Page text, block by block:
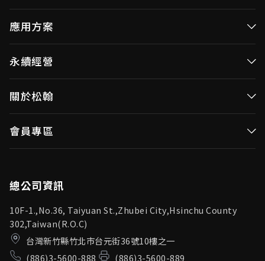
視訊/影像控制器
無線視頻傳輸
OID產品(Optical ID)
應用方案
視訊／影像控制器
無線視頻傳輸
永續經營
投資人專區
利害關係人
關於松翰
會員專區
總公司資訊
10F-1.,No.36, Taiyuan St.,Zhubei City,Hsinchu County
302,Taiwan(R.O.C)
台灣新竹縣竹北市台元街36號10樓之一
(886)3-5600-888
(886)3-5600-889